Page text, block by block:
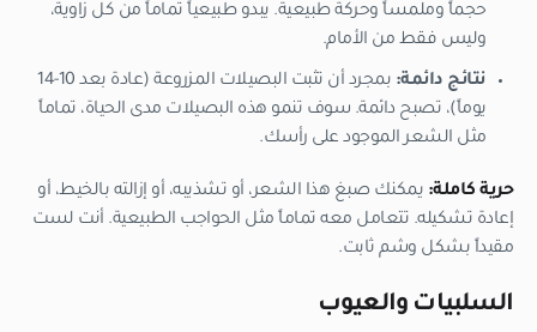
حجماً وملمساً وحركة طبيعية. يبدو طبيعياً تماماً من كل زاوية،
وليس فقط من الأمام.
نتائج دائمة:
بمجرد أن تثبت البصيلات المزروعة (عادة بعد 10-14
يوماً)، تصبح دائمة. سوف تنمو هذه البصيلات مدى الحياة، تماماً
مثل الشعر الموجود على رأسك.
حرية كاملة: يمكنك صبغ هذا الشعر، أو تشذيبه، أو إزالته بالخيط، أو
إعادة تشكيله. تتعامل معه تماماً مثل الحواجب الطبيعية. أنت لست
مقيداً بشكل وشم ثابت.
السلبيات والعيوب